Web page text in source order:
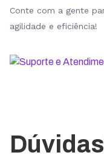
Conte com a gente
agilidade e eficiência!